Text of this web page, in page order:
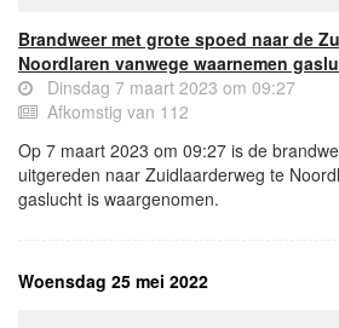
Brandweer met grote spoed naar de
Noordlaren vanwege waarnemen
Dinsdag 7 maart 2023 om 09:27
Afkomstig van 112
Op 7 maart 2023 om 09:27 is de
uitgereden naar Zuidlaarderweg te
gaslucht is waargenomen.
Woensdag 25 mei 2022